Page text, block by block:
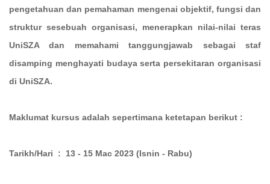
pengetahuan dan pemahaman mengenai objektif, fungsi dan
struktur sesebuah organisasi, menerapkan nilai-nilai teras
UniSZA dan memahami tanggungjawab sebagai staf
disamping menghayati budaya serta persekitaran organisasi
di UniSZA.
Maklumat kursus adalah sepertimana ketetapan berikut :
Tarikh/Hari : 13 - 15 Mac 2023 (Isnin - Rabu)